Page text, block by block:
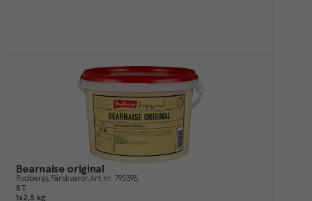
Bearnaise original
Rydbergs Färskvaror Art.nr. 795393
ST
1x2,5 kg